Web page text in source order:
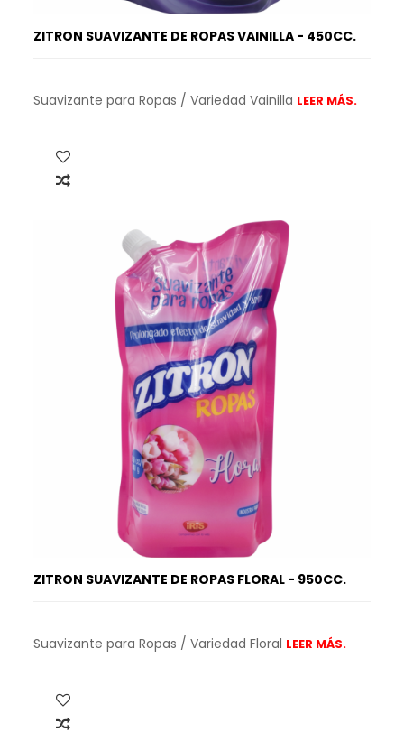
ZITRON SUAVIZANTE DE ROPAS VAINILLA - 450CC.
Suavizante para Ropas / Variedad Vainilla LEER MÁS.
ZITRON SUAVIZANTE DE ROPAS FLORAL - 950CC.
Suavizante para Ropas / Variedad Floral LEER MÁS.